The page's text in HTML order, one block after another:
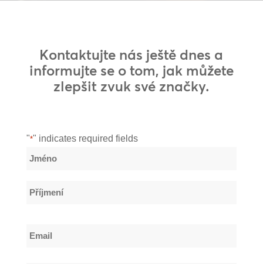
Kontaktujte nás ještě dnes a
informujte se o tom, jak můžete
zlepšit zvuk své značky.
"*" indicates required fields
Název
Jméno
Email